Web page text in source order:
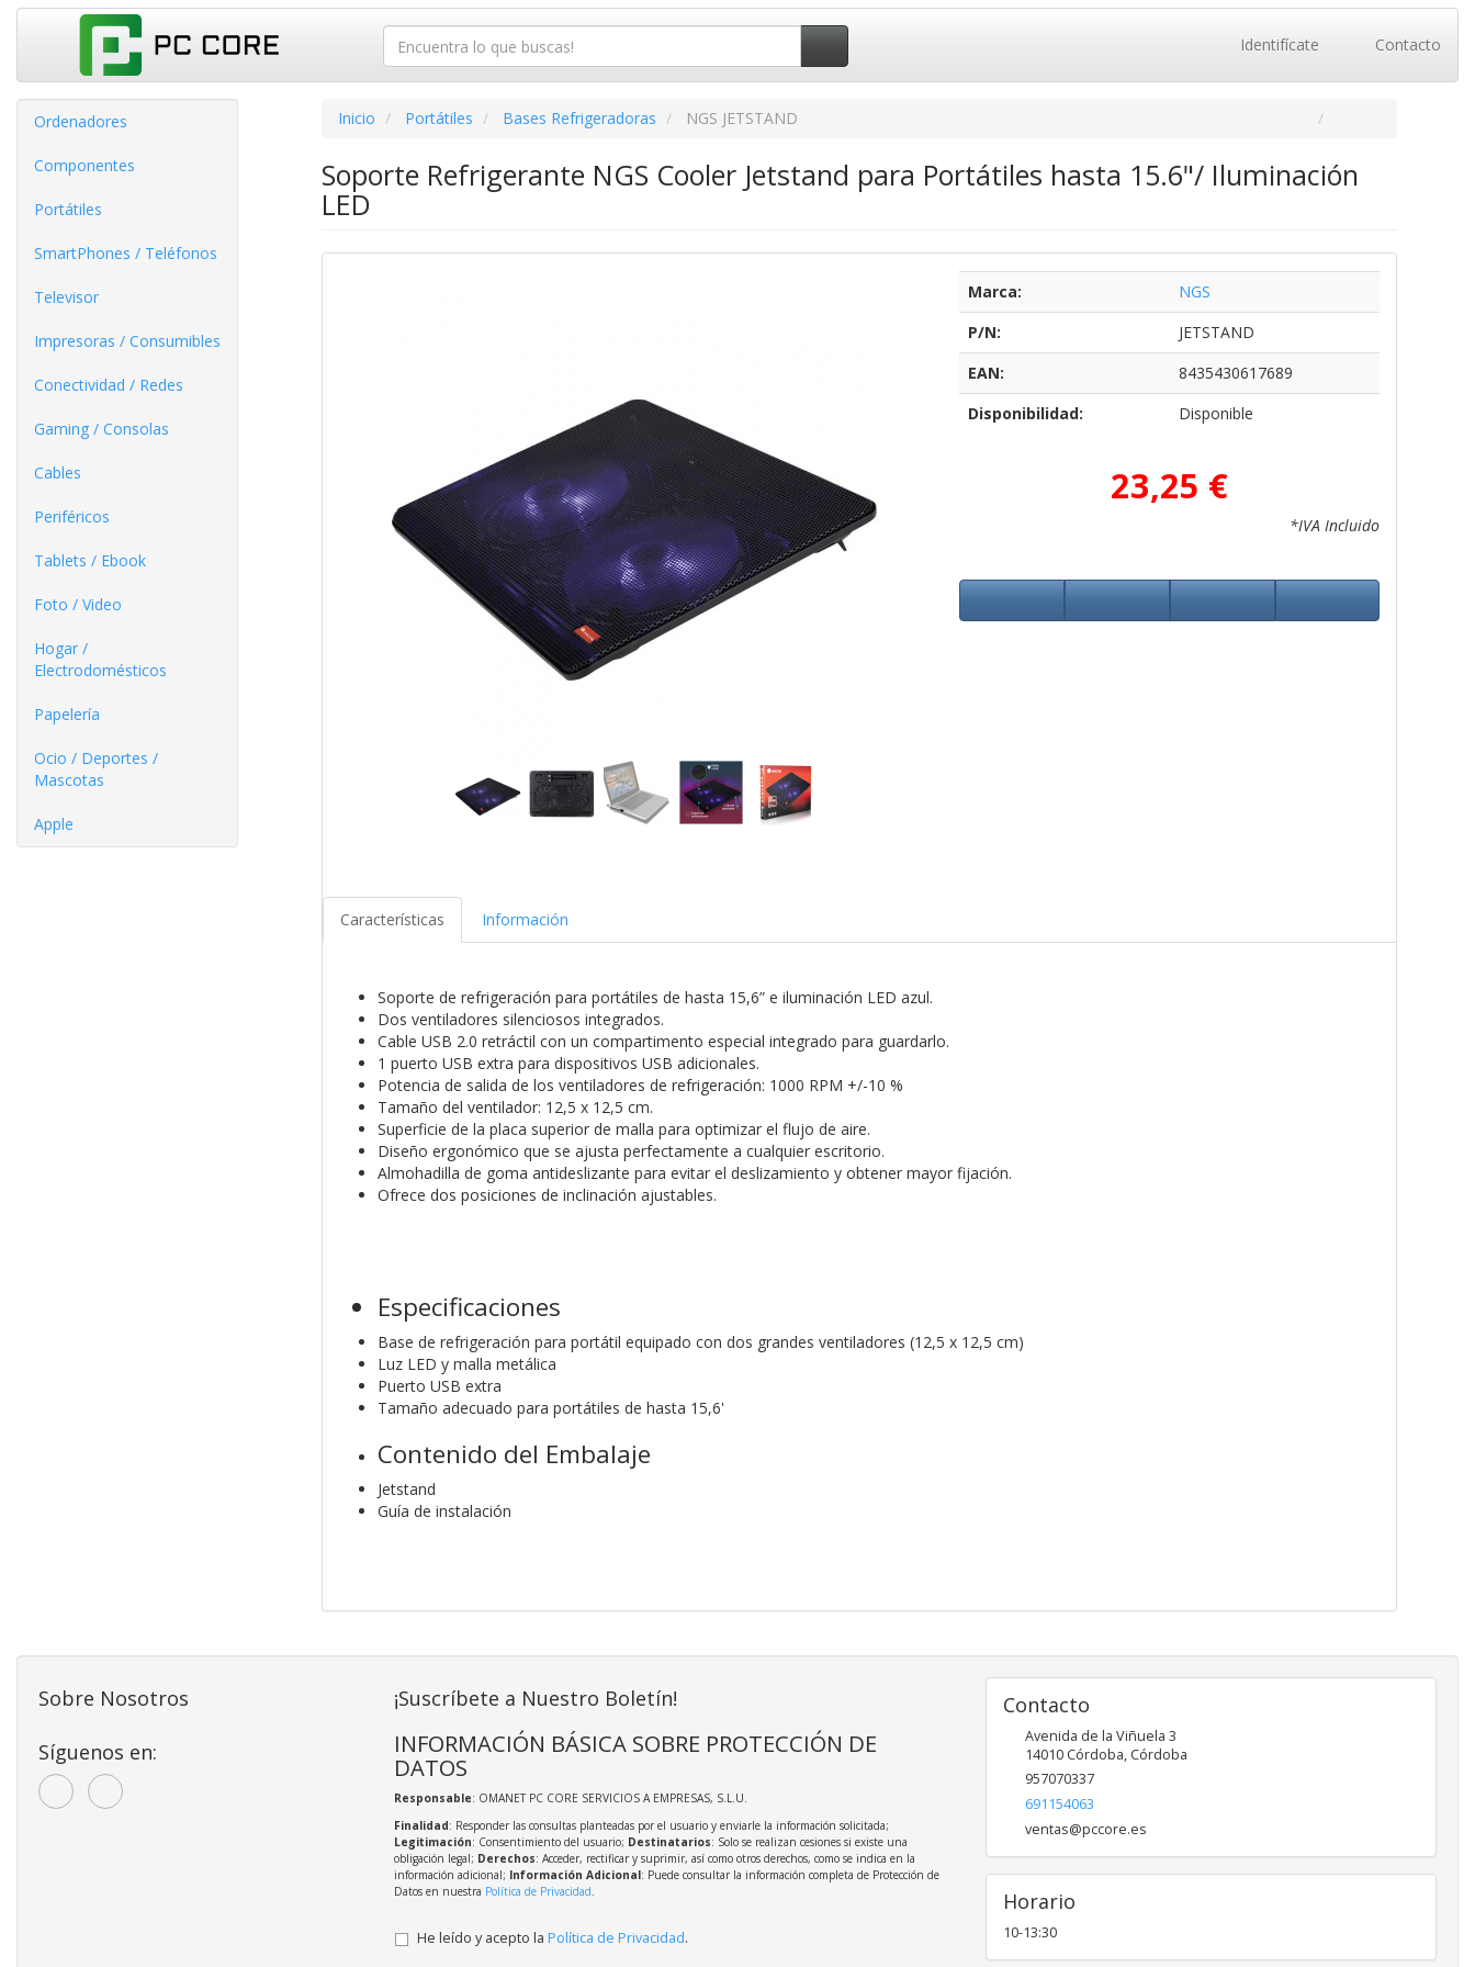
Identifícate Contacto
Ordenadores
Componentes
Portátiles
SmartPhones / Teléfonos
Televisor
Impresoras / Consumibles
Conectividad / Redes
Gaming / Consolas
Cables
Periféricos
Tablets / Ebook
Foto / Video
Hogar /
Electrodomésticos
Papelería
Ocio / Deportes /
Mascotas
Apple
Inicio Portátiles Bases Refrigeradoras NGS JETSTAND
Soporte Refrigerante NGS Cooler Jetstand para Portátiles hasta 15.6"/ Iluminación
LED
Marca:
NGS
P/N:
JETSTAND
EAN:
8435430617689
Disponibilidad:
Disponible
23,25 €
*IVA Incluido
Características Información
Soporte de refrigeración para portátiles de hasta 15,6” e iluminación LED azul.
Dos ventiladores silenciosos integrados.
Cable USB 2.0 retráctil con un compartimento especial integrado para guardarlo.
1 puerto USB extra para dispositivos USB adicionales.
Potencia de salida de los ventiladores de refrigeración: 1000 RPM +/-10 %
Tamaño del ventilador: 12,5 x 12,5 cm.
Superficie de la placa superior de malla para optimizar el flujo de aire.
Diseño ergonómico que se ajusta perfectamente a cualquier escritorio.
Almohadilla de goma antideslizante para evitar el deslizamiento y obtener mayor fijación.
Ofrece dos posiciones de inclinación ajustables.
Especificaciones
Base de refrigeración para portátil equipado con dos grandes ventiladores (12,5 x 12,5 cm)
Luz LED y malla metálica
Puerto USB extra
Tamaño adecuado para portátiles de hasta 15,6'
Contenido del Embalaje
Jetstand
Guía de instalación
Sobre Nosotros
Síguenos en:
¡Suscríbete a Nuestro Boletín!
INFORMACIÓN BÁSICA SOBRE PROTECCIÓN DE
DATOS
Responsable: OMANET PC CORE SERVICIOS A EMPRESAS, S.L.U.
Finalidad: Responder las consultas planteadas por el usuario y enviarle la información solicitada;
Legitimación: Consentimiento del usuario; Destinatarios: Solo se realizan cesiones si existe una
obligación legal; Derechos: Acceder, rectificar y suprimir, así como otros derechos, como se indica en la
información adicional; Información Adicional: Puede consultar la información completa de Protección de
Datos en nuestra Política de Privacidad.
He leído y acepto la Política de Privacidad.
Contacto
Avenida de la Viñuela 3
14010 Córdoba, Córdoba
957070337
691154063
ventas@pccore.es
Horario
10-13:30